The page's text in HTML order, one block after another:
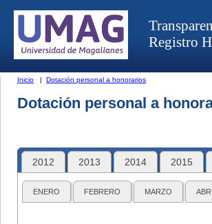
Registro
Inicio | Dotación personal a honorarios
Dotación personal a
2012 2013 2014 2015
ENERO FEBRERO MARZO